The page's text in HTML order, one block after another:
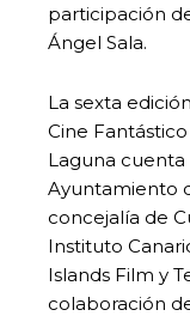
participación
Ángel Sala.
La sexta
Cine
Laguna
Ayuntamiento
concejalía de
Instituto
Islands Film y
colaboración